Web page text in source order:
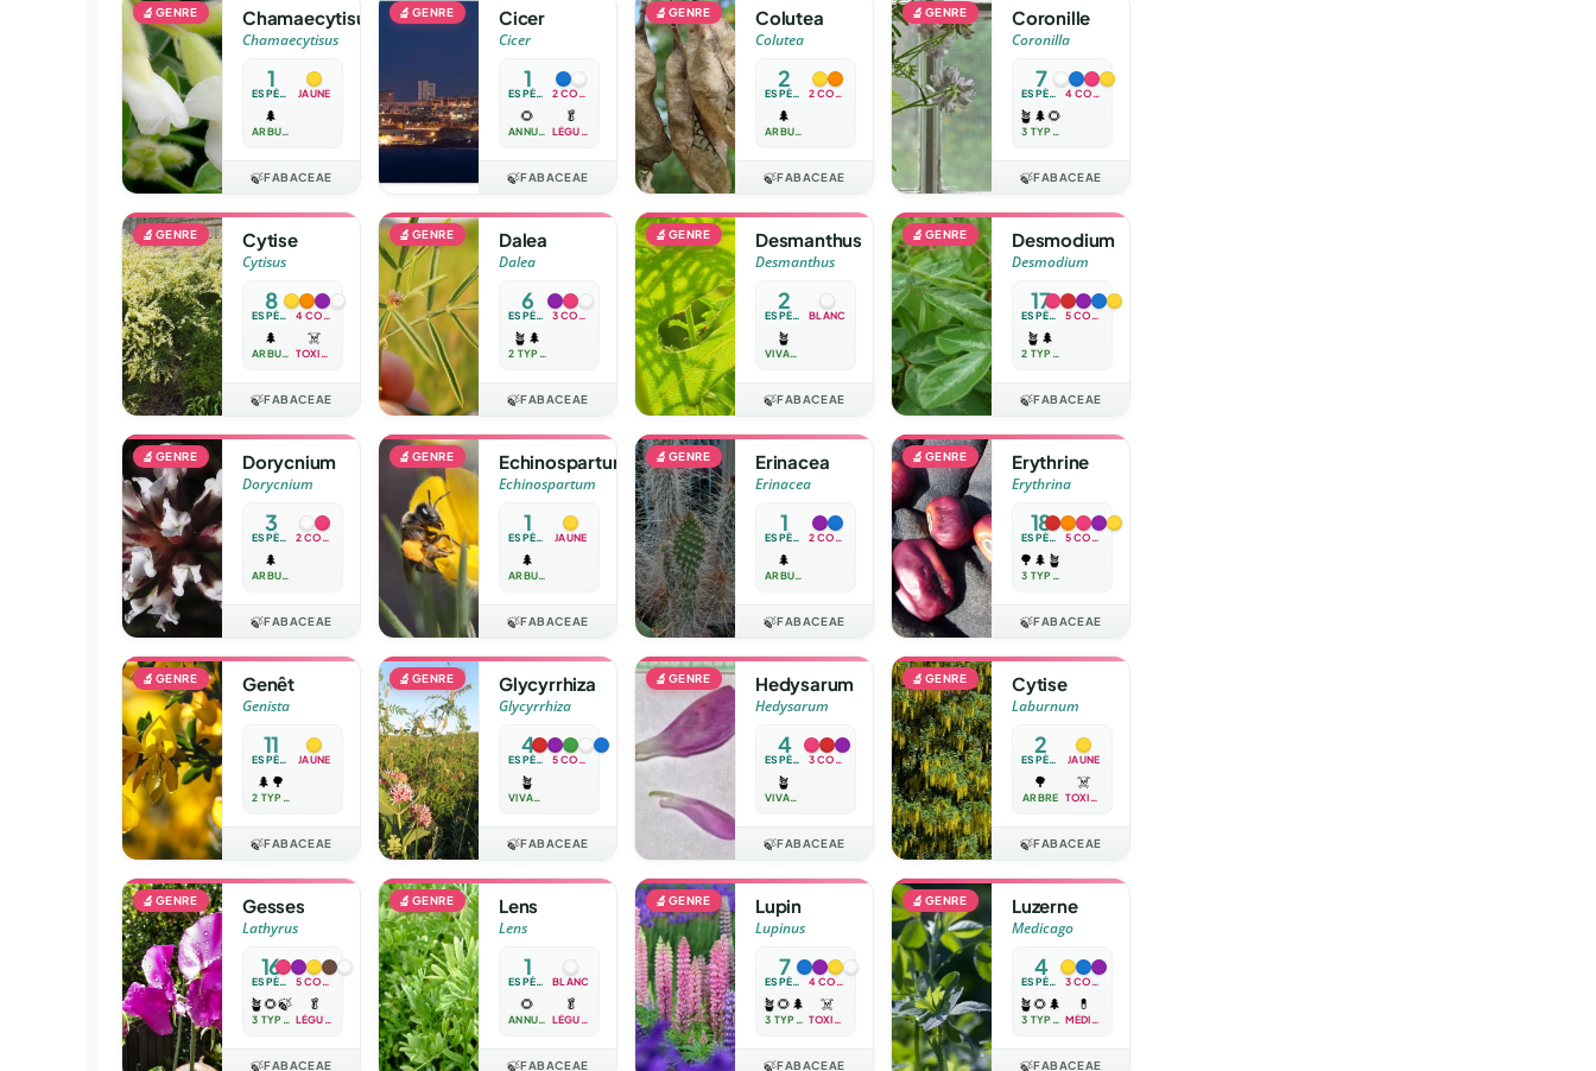
🔬 GENRE Chamaecytisus
Chamaecytisus
1
ESPÈCE JAUNE
🌲
ARBUSTE
🍃FABACEAE
🔬 GENRE Cicer
Cicer
1
ESPÈCE 2 COULEURS
🌻
ANNUELLE
🥬
LÉGUME
🍃FABACEAE
🔬 GENRE Colutea
Colutea
2
ESPÈCES 2 COULEURS
🌲
ARBUSTE
🍃FABACEAE
🔬 GENRE Coronille
Coronilla
7
ESPÈCES 4 COULEURS
🪴 🌲🌻
3 TYPES
🍃FABACEAE
🔬 GENRE Cytise
Cytisus
8
ESPÈCES 4 COULEURS
🌲
ARBUSTE
☠️
TOXIQUE
🍃FABACEAE
🔬 GENRE Dalea
Dalea
6
ESPÈCES 3 COULEURS
🪴 🌲
2 TYPES
🍃FABACEAE
🔬 GENRE Desmanthus
Desmanthus
2
ESPÈCES BLANC
🪴
VIVACE
🍃FABACEAE
🔬 GENRE Desmodium
Desmodium
17
ESPÈCES 5 COULEURS
🪴 🌲
2 TYPES
🍃FABACEAE
🔬 GENRE Dorycnium
Dorycnium
3
ESPÈCES 2 COULEURS
🌲
ARBUSTE
🍃FABACEAE
🔬 GENRE Echinospartum
Echinospartum
1
ESPÈCE JAUNE
🌲
ARBUSTE
🍃FABACEAE
🔬 GENRE Erinacea
Erinacea
1
ESPÈCE 2 COULEURS
🌲
ARBUSTE
🍃FABACEAE
🔬 GENRE Erythrine
Erythrina
18
ESPÈCES 5 COULEURS
🌳 🌲 🪴
3 TYPES
🍃FABACEAE
🔬 GENRE Genêt
Genista
11
ESPÈCES JAUNE
🌲 🌳
2 TYPES
🍃FABACEAE
🔬 GENRE Glycyrrhiza
Glycyrrhiza
4
ESPÈCES 5 COULEURS
🪴
VIVACE
🍃FABACEAE
🔬 GENRE Hedysarum
Hedysarum
4
ESPÈCES 3 COULEURS
🪴
VIVACE
🍃FABACEAE
🔬 GENRE Cytise
Laburnum
2
ESPÈCES JAUNE
🌳
ARBRE
☠️
TOXIQUE
🍃FABACEAE
🔬 GENRE Gesses
Lathyrus
16
ESPÈCES 5 COULEURS
🪴🌻🍃
3 TYPES
🥬
LÉGUME
🍃FABACEAE
🔬 GENRE Lens
Lens
1
ESPÈCE BLANC
🌻
ANNUELLE
🥬
LÉGUME
🍃FABACEAE
🔬 GENRE Lupin
Lupinus
7
ESPÈCES 4 COULEURS
🪴🌻 🌲
3 TYPES
☠️
TOXIQUE
🍃FABACEAE
🔬 GENRE Luzerne
Medicago
4
ESPÈCES 3 COULEURS
🪴🌻 🌲
3 TYPES
💊
MÉDICINALE
🍃FABACEAE